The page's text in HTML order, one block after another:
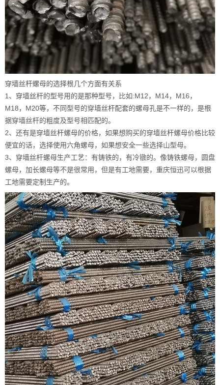
穿墙丝杆螺母的选择根几个方面有关系
1、穿墙丝杆的型号用的是那种型号，比如:M12，M14，M16，
M18，M20等，不同型号的穿墙丝杆配套的螺母孔是不一样的，是根
据穿墙丝杆的粗度及型号相匹配的。
2、还有是穿墙丝杆螺母的价格，如果想购买的穿墙丝杆螺母价格比较
便宜的话，选择使用六角螺母，如果想安全一些选择山型母。
3、穿墙丝杆螺母生产工艺：有铸铁的，有冷镦的。像铸铁螺母，圆盘
螺母，加长螺母等不是很常用，但是有工地需要，重庆恒迅可以根据
工地需要定制生产的。